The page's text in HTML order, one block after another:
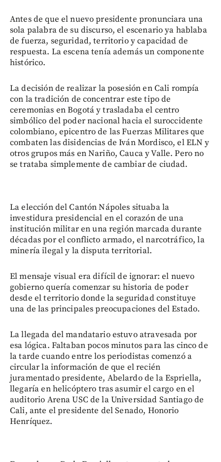
Antes de que el nuevo presidente pronunciara una
sola palabra de su discurso, el escenario ya hablaba
de fuerza, seguridad, territorio y capacidad de
respuesta. La escena tenía además un componente
histórico.
La decisión de realizar la posesión en Cali rompía
con la tradición de concentrar este tipo de
ceremonias en Bogotá y trasladaba el centro
simbólico del poder nacional hacia el suroccidente
colombiano, epicentro de las Fuerzas Militares que
combaten las disidencias de Iván Mordisco, el ELN y
otros grupos más en Nariño, Cauca y Valle. Pero no
se trataba simplemente de cambiar de ciudad.
La elección del Cantón Nápoles situaba la
investidura presidencial en el corazón de una
institución militar en una región marcada durante
décadas por el conflicto armado, el narcotráfico, la
minería ilegal y la disputa territorial.
El mensaje visual era difícil de ignorar: el nuevo
gobierno quería comenzar su historia de poder
desde el territorio donde la seguridad constituye
una de las principales preocupaciones del Estado.
La llegada del mandatario estuvo atravesada por
esa lógica. Faltaban pocos minutos para las cinco de
la tarde cuando entre los periodistas comenzó a
circular la información de que el recién
juramentado presidente, Abelardo de la Espriella,
llegaría en helicóptero tras asumir el cargo en el
auditorio Arena USC de la Universidad Santiago de
Cali, ante el presidente del Senado, Honorio
Henríquez.